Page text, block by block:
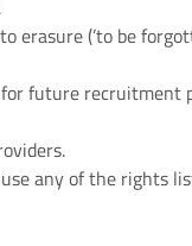
(’to be
future recruitment
any of the rights